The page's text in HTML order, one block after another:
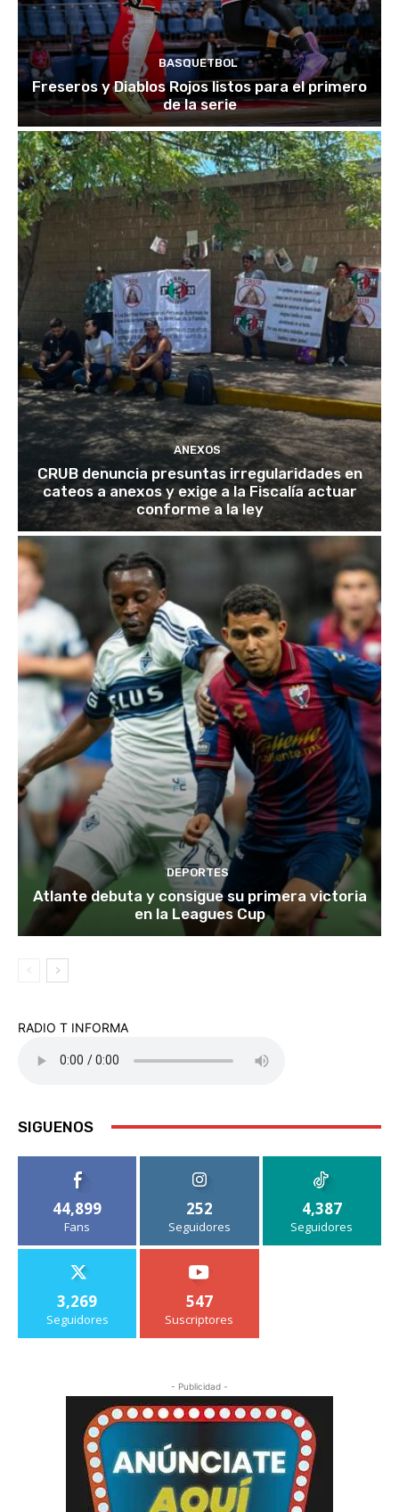
BASQUETBOL
Freseros y Diablos Rojos listos para el primero
de la serie
ANEXOS
CRUB denuncia presuntas irregularidades en
cateos a anexos y exige a la Fiscalía actuar
conforme a la ley
DEPORTES
Atlante debuta y consigue su primera victoria
en la Leagues Cup
RADIO T INFORMA
SIGUENOS
44,899
Fans
252
Seguidores
4,387
Seguidores
3,269
Seguidores
547
Suscriptores
- Publicidad -